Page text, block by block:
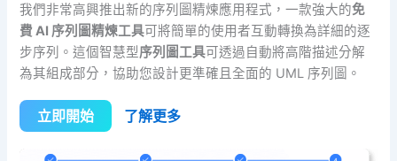
我們非常高興推出新的序列圖精煉應用程式，一款強大的免
費 AI 序列圖精煉工具可將簡單的使用者互動轉換為詳細的逐
步序列。這個智慧型序列圖工具可透過自動將高階描述分解
為其組成部分，協助您設計更準確且全面的 UML 序列圖。
立即開始 了解更多